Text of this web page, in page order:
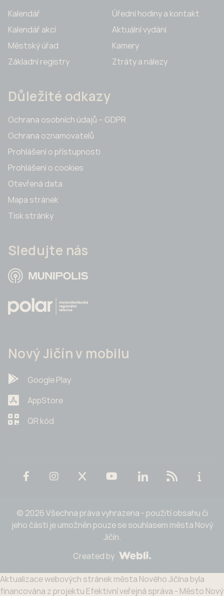
Kalendář
Kalendář akcí
Městský úřad
Základní registry
Úřední hodiny a kontakt
Aktuální vydání
Kamery
Ztráty a nálezy
Důležité odkazy
Ochrana osobních údajů – GDPR
Ochrana oznamovatelů
Prohlášení o přístupnosti
Prohlášení o cookies
Otevřená data
Mapa stránek
Tisk stránky
Sledujte nás
Nový Jičín v mobilu
Google Play
AppStore
QR kód
© 2026 Všechna práva vyhrazena - použití obsahu či
jeho části je umožněn pouze se souhlasem města Nový
Jičín.
Created by
Aktualizace webových stránek města Nového Jičína byla
financována z projektu Efektivní veřejná správa - Město Nový